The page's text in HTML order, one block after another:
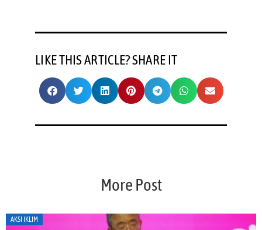
LIKE THIS ARTICLE? SHARE IT
More Post
AKSI IKLIM